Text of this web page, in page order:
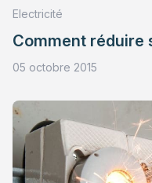
Electricité
Comment réduire
05 octobre 2015